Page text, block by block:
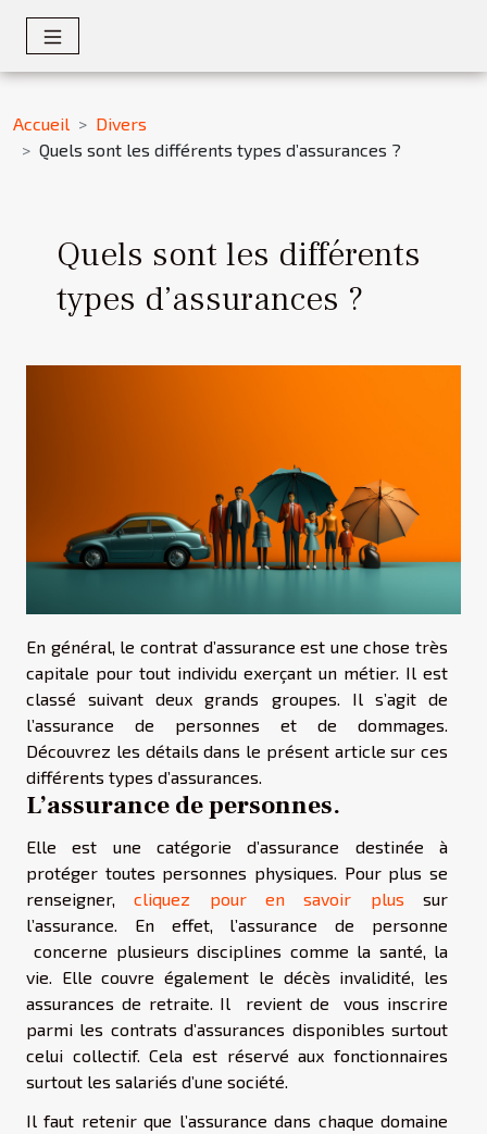
Accueil
Divers
Quels sont les différents types d’assurances ?
Quels sont les différents
types d’assurances ?
En général, le contrat d’assurance est une chose très
capitale pour tout individu exerçant un métier. Il est
classé suivant deux grands groupes. Il s’agit de
l’assurance de personnes et de dommages.
Découvrez les détails dans le présent article sur ces
différents types d’assurances.
L’assurance de personnes.
Elle est une catégorie d’assurance destinée à
protéger toutes personnes physiques. Pour plus se
renseigner,cliquez pour en savoir plus sur
l’assurance. En effet, l’assurance de personne
concerne plusieurs disciplines comme la santé, la
vie. Elle couvre également le décès invalidité, les
assurances de retraite. Il revient de vous inscrire
parmi les contrats d’assurances disponibles surtout
celui collectif. Cela est réservé aux fonctionnaires
surtout les salariés d’une société.
Il faut retenir que l’assurance dans chaque domaine